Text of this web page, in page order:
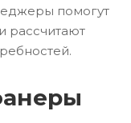
помогут
рассчитают